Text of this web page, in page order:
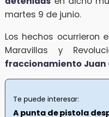
martes 9 de junio.
Los hechos ocurrieron
Maravillas y
fraccionamiento Juan
Te puede interesar:
A punta de pistola